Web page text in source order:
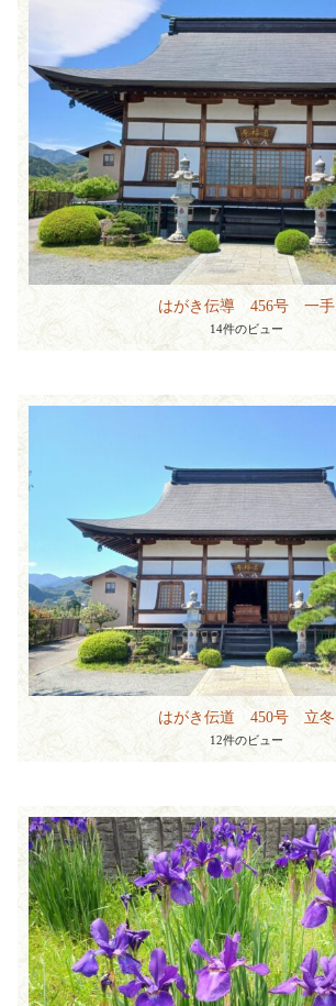
はがき伝導 456号 一手
14件のビュー
はがき伝道 450号 立冬
12件のビュー